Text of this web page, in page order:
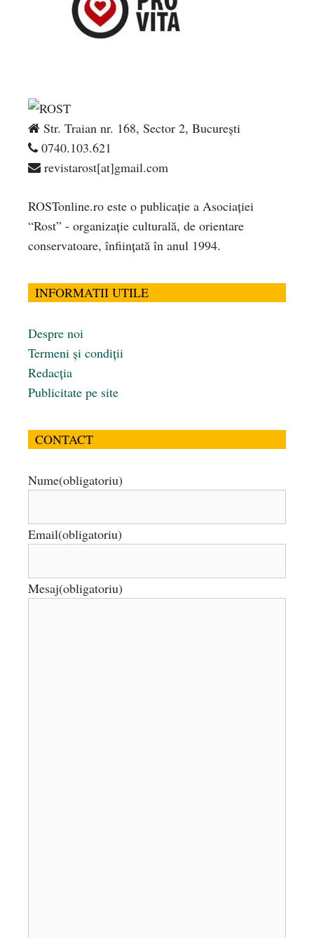
Str. Traian nr. 168, Sector 2, București
0740.103.621
revistarost[at]gmail.com
ROSTonline.ro este o publicaţie a Asociaţiei
“Rost” - organizaţie culturală, de orientare
conservatoare, înfiinţată în anul 1994.
INFORMATII UTILE
Despre noi
Termeni și condiții
Redacția
Publicitate pe site
CONTACT
Nume(obligatoriu)
Email(obligatoriu)
Mesaj(obligatoriu)